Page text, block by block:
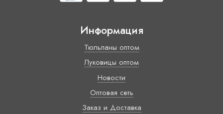
Информация
Тюльпаны оптом
Луковицы оптом
Новости
Оптовая сеть
Заказ и Доставка